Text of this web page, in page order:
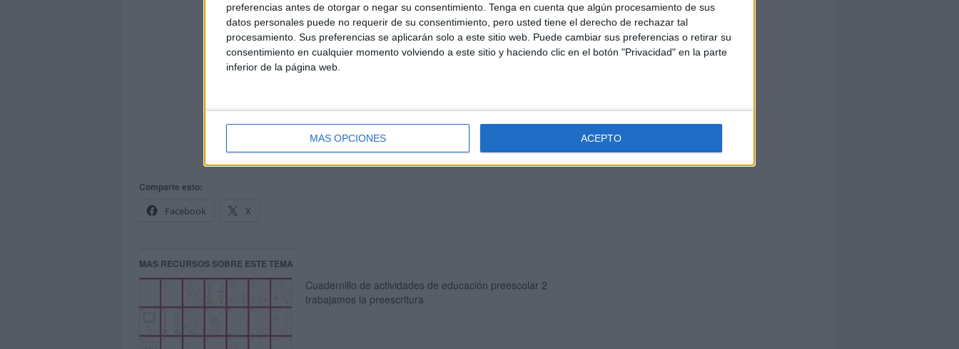
preferencias antes de otorgar o negar su consentimiento. Tenga en cuenta que algún procesamiento de sus
datos personales puede no requerir de su consentimiento, pero usted tiene el derecho de rechazar tal
procesamiento. Sus preferencias se aplicarán solo a este sitio web. Puede cambiar sus preferencias o retirar su
consentimiento en cualquier momento volviendo a este sitio y haciendo clic en el botón "Privacidad" en la parte
inferior de la página web.
MÁS OPCIONES ACEPTO
05 Preescolar 14
05 Preescolar 15
05 Preescolar 16
05 Preescolar 18
05 Preescolar 19
Comparte esto:
Facebook
X
MAS RECURSOS SOBRE ESTE TEMA
Cuadernillo de actividades de educación preescolar 2
trabajamos la preescritura